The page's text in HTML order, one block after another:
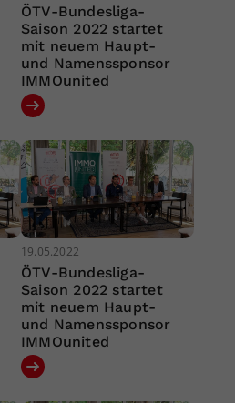
ÖTV-Bundesliga-
Saison 2022 startet
mit neuem Haupt-
und Namenssponsor
IMMOunited
19.05.2022
ÖTV-Bundesliga-
Saison 2022 startet
mit neuem Haupt-
und Namenssponsor
IMMOunited